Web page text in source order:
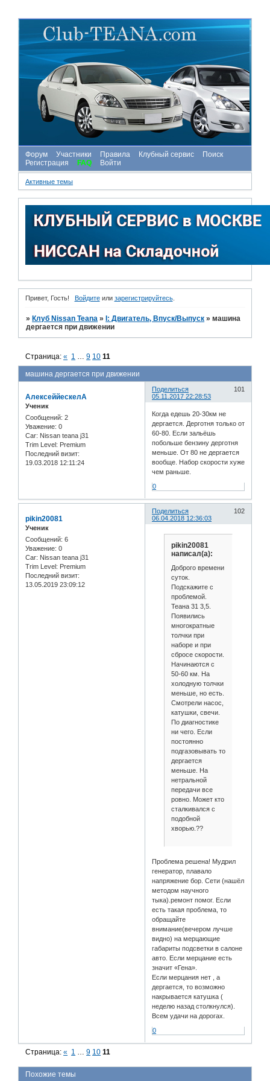
Форум Участники Правила Клубный сервис
Поиск
Регистрация
FAQ Войти
Активные темы
Привет, Гость! Войдитеили зарегистрируйтесь.
» Клуб Nissan Teana » I: Двигатель, Впуск/Выпуск »машина
дергается при движении
машина дергается при движении
Страница:« 1 9 10 11
Поделиться
101
05.11.2017 22:28:53
АлексеййескелА
Ученик
Сообщений: 2
Уважение: 0
Car: Nissan teana j31
Trim Level: Premium
Последний визит:
19.03.2018 12:11:24
Когда едешь 20-30км не
дергается. Дерготня только от
60-80. Если зальёшь
побольше бензину дерготня
меньше. От 80 не дергается
вообще. Набор скорости хуже
чем раньше.
0
Поделиться
102
06.04.2018 12:36:03
pikin20081
Ученик
Сообщений: 6
Уважение: 0
Car: Nissan teana j31
Trim Level: Premium
Последний визит:
13.05.2019 23:09:12
pikin20081
написал(а):
Доброго времени
суток.
Подскажите с
проблемой.
Теана 31 3,5.
Появились
многократные
толчки при
наборе и при
сбросе скорости.
Начинаются с
50-60 км. На
холодную толчки
меньше, но есть.
Смотрели насос,
катушки, свечи.
По диагностике
ни чего. Если
постоянно
подгазовывать то
дергается
меньше. На
нетральной
передачи все
ровно. Может кто
сталкивался с
подобной
хворью.??
Проблема решена! Мудрил
генератор, плавало
напряжение бор. Сети (нашёл
методом научного
тыка).ремонт помог. Если
есть такая проблема, то
обращайте
внимание(вечером лучше
видно) на мерцающие
габариты подсветки в салоне
авто. Если мерцание есть
значит «Гена».
Если мерцания нет , а
дергается, то возможно
накрывается катушка (
неделю назад столкнулся).
Всем удачи на дорогах.
0
Страница:« 1 9 10 11
Похожие темы